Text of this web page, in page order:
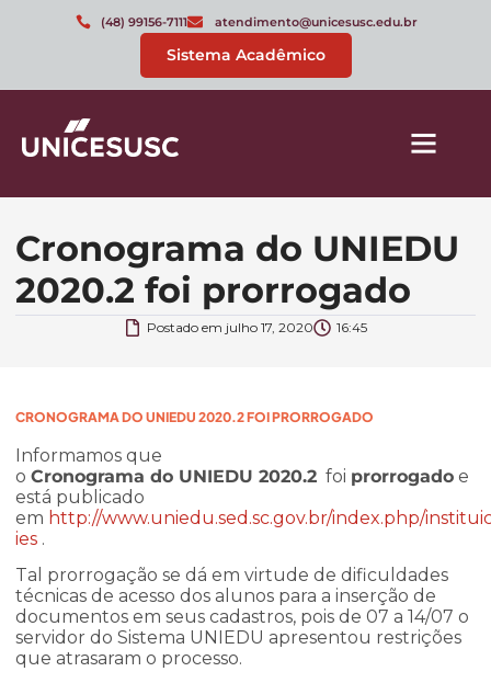
(48) 99156-7111 atendimento@unicesusc.edu.br
Sistema Acadêmico
Cronograma do UNIEDU
2020.2 foi prorrogado
Postado em julho 17, 2020 16:45
CRONOGRAMA DO UNIEDU 2020.2 FOI PRORROGADO
Informamos que
o Cronograma do UNIEDU 2020.2 foi prorrogado e
está publicado
em http://www.uniedu.sed.sc.gov.br/index.php/
ies .
Tal prorrogação se dá em virtude de dificuldades
técnicas de acesso dos alunos para a inserção de
documentos em seus cadastros, pois de 07 a 14/07 o
servidor do Sistema UNIEDU apresentou restrições
que atrasaram o processo.